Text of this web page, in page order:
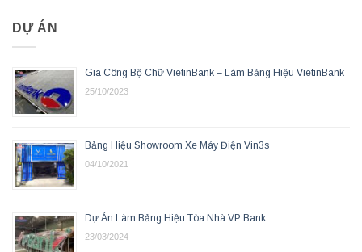
DỰ ÁN
Gia Công Bộ Chữ VietinBank – Làm Bảng Hiệu VietinBank
25/10/2023
Bảng Hiệu Showroom Xe Máy Điện Vin3s
04/10/2021
Dự Án Làm Bảng Hiệu Tòa Nhà VP Bank
23/03/2024